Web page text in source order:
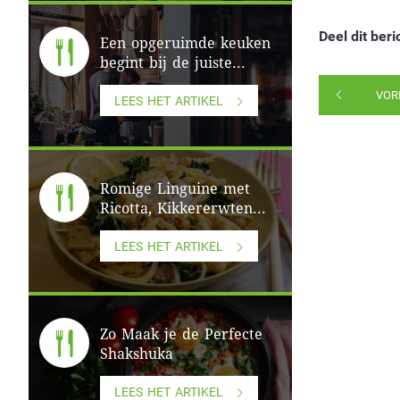
Een opgeruimde keuken
begint bij de juiste...
LEES HET ARTIKEL
Romige Linguine met
Ricotta, Kikkererwten...
LEES HET ARTIKEL
Zo Maak je de Perfecte
Shakshuka
LEES HET ARTIKEL
Deel dit